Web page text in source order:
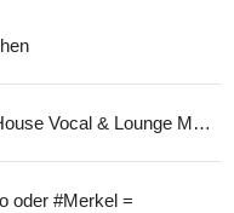
Vocal & Lounge M…
oder #Merkel =